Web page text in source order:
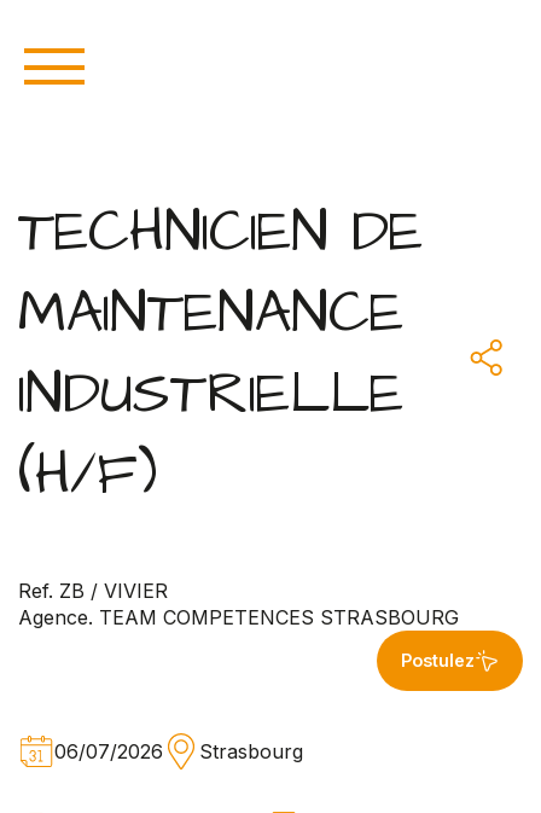
TECHNICIEN DE
MAINTENANCE
INDUSTRIELLE
(H/F)
Ref. ZB / VIVIER
Agence. TEAM COMPETENCES STRASBOURG
Postulez
06/07/2026 Strasbourg